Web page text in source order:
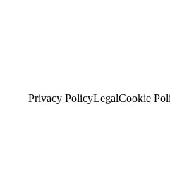
Privacy PolicyLegalCookie